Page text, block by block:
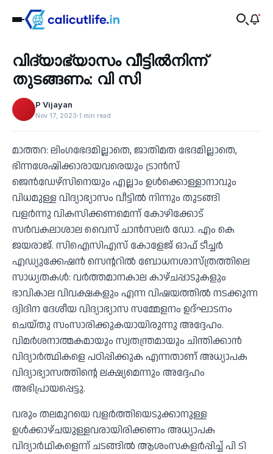
‹
Education
വിദ്യാഭ്യാസം വീട്ടിൽനിന്ന്
തുടങ്ങണം: വി സി
P Vijayan
Nov 17, 2023 1 min read
മാത്തറ: ലിംഗഭേദമില്ലാതെ, ജാതിമത ഭേദമില്ലാതെ,
ഭിന്നശേഷിക്കാരായവരെയും ട്രാൻസ്
ജെൻഡേഴ്സിനെയും എല്ലാം ഉൾക്കൊള്ളാനാവും
വിധമുള്ള വിദ്യാഭ്യാസം വീട്ടിൽ നിന്നും തുടങ്ങി
വളർന്നു വികസിക്കണമെന്ന് കോഴിക്കോട്
സർവകലാശാല വൈസ് ചാൻസലർ ഡോ. എം കെ
ജയരാജ്. സിഐസിഎസ് കോളേജ് ഓഫ് ടീച്ചർ
എഡ്യുക്കേഷൻ സെന്ററിൽ ബോധനശാസ്ത്രത്തിലെ
സാധ്യതകൾ: വർത്തമാനകാല കാഴ്ചപ്പാടുകളും
ഭാവികാല വിവക്ഷകളും എന്ന വിഷയത്തിൽ നടക്കുന്ന
ദ്വിദിന ദേശീയ വിദ്യാഭ്യാസ സമ്മേളനം ഉദ്ഘാടനം
ചെയ്തു സംസാരിക്കുകയായിരുന്നു അദ്ദേഹം.
വിമർശനാത്മകമായും സ്വതന്ത്രമായും ചിന്തിക്കാൻ
വിദ്യാർത്ഥികളെ പഠിപ്പിക്കുക എന്നതാണ് അധ്യാപക
വിദ്യാഭ്യാസത്തിന്റെ ലക്ഷ്യമെന്നും അദ്ദേഹം
അഭിപ്രായപ്പെട്ടു.
വരും തലമുറയെ വളർത്തിയെടുക്കാനുള്ള
ഉൾക്കാഴ്ചയുള്ളവരായിരിക്കണം അധ്യാപക
വിദ്യാർഥികളെന്ന് ചടങ്ങിൽ ആശംസകളർപ്പിച്ച് പി ടി